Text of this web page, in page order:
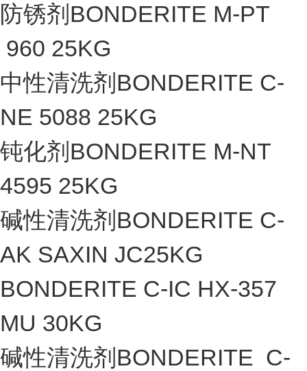
防锈剂BONDERITE M-PT
960 25KG
中性清洗剂BONDERITE C-
NE 5088 25KG
钝化剂BONDERITE M-NT
4595 25KG
碱性清洗剂BONDERITE C-
AK SAXIN JC25KG
BONDERITE C-IC HX-357
MU 30KG
碱性清洗剂BONDERITE C-